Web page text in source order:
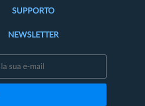
SUPPORTO
NEWSLETTER